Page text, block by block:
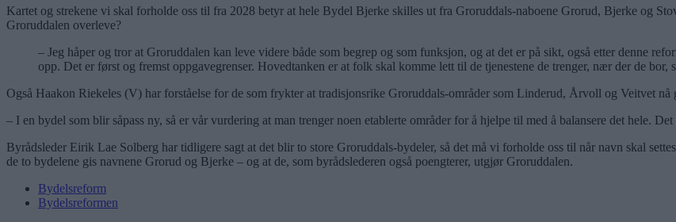
Kartet og strekene vi skal forholde oss til fra 2028 betyr at hele Bydel Bjerke skilles ut fra Groruddals-naboene Grorud, Bjerke og
Groruddalen overleve?
– Jeg håper og tror at Groruddalen kan leve videre både som begrep og som funksjon, og at det er på sikt, også etter denne
opp. Det er først og fremst oppgavegrenser. Hovedtanken er at folk skal komme lett til de tjenestene de trenger, nær der de bor,
Også Haakon Riekeles (V) har forståelse for de som frykter at tradisjonsrike Groruddals-områder som Linderud, Årvoll og Veitvet nå
– I en bydel som blir såpass ny, så er vår vurdering at man trenger noen etablerte områder for å hjelpe til med å balansere det hele.
Byrådsleder Eirik Lae Solberg har tidligere sagt at det blir to store Groruddals-bydeler, så det må vi forholde oss til når navn skal
de to bydelene gis navnene Grorud og Bjerke – og at de, som byrådslederen også poengterer, utgjør Groruddalen.
Bydelsreform
Bydelsreformen